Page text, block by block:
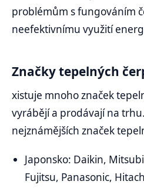
problémům s fungováním
neefektivnímu využití
Značky tepelných
xistuje mnoho značek
vyrábějí a prodávají na
nejznámějších značek
Japonsko: Daikin,
Fujitsu, Panasonic,